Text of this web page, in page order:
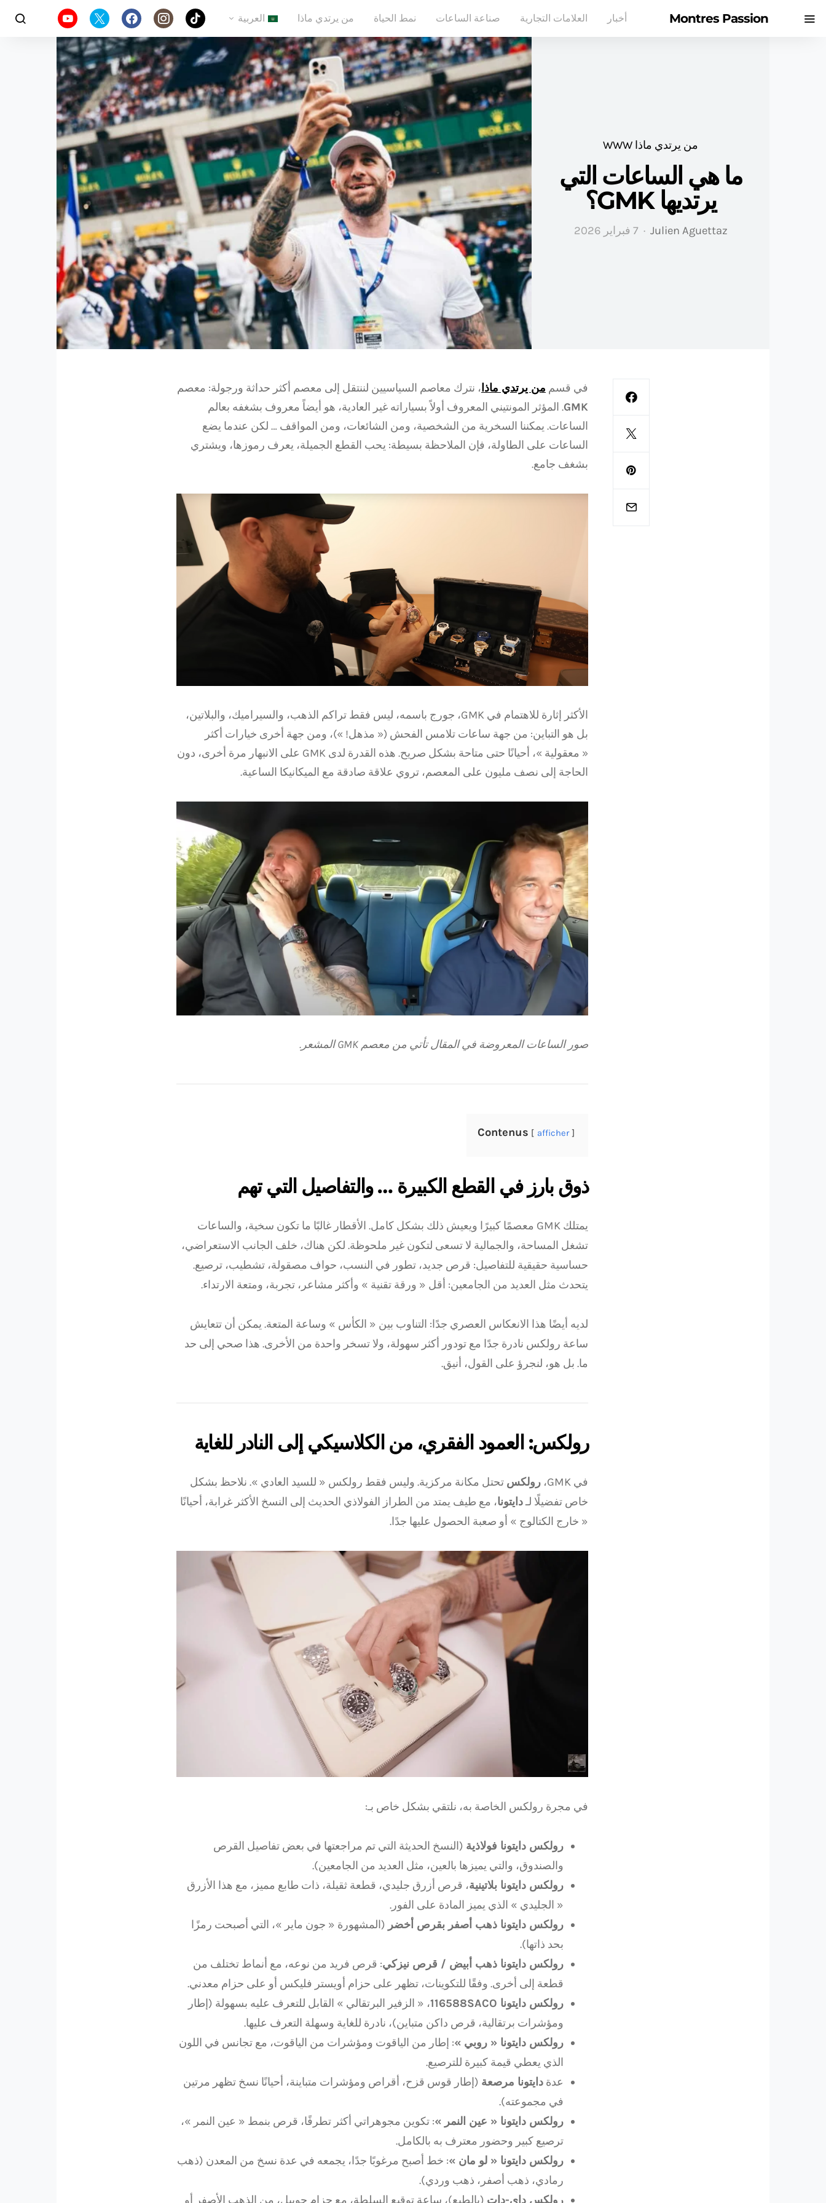
Montres Passion أخبار العلامات التجارية صناعة الساعات نمط الحياة من يرتدي ماذا العربية
من يرتدي ماذا WWW
ما هي الساعات التي
يرتديها GMK؟
Julien Aguettaz 7 فبراير 2026
في قسم من يرتدي ماذا، نترك معاصم السياسيين لننتقل إلى معصم أكثر حداثة ورجولة: معصم
GMK. المؤثر المونتيني المعروف أولاً بسياراته غير العادية، هو أيضاً معروف بشغفه بعالم
الساعات. يمكننا السخرية من الشخصية، ومن الشائعات، ومن المواقف … لكن عندما يضع
الساعات على الطاولة، فإن الملاحظة بسيطة: يحب القطع الجميلة، يعرف رموزها، ويشتري
بشغف جامع.
الأكثر إثارة للاهتمام في GMK، جورج باسمه، ليس فقط تراكم الذهب، والسيراميك، والبلاتين،
بل هو التباين: من جهة ساعات تلامس الفحش (« مذهل! »)، ومن جهة أخرى خيارات أكثر
« معقولية »، أحيانًا حتى متاحة بشكل صريح. هذه القدرة لدى GMK على الانبهار مرة أخرى، دون
الحاجة إلى نصف مليون على المعصم، تروي علاقة صادقة مع الميكانيكا الساعية.
صور الساعات المعروضة في المقال تأتي من معصم GMK المشعر.
Contenus afficher
ذوق بارز في القطع الكبيرة … والتفاصيل التي تهم
يمتلك GMK معصمًا كبيرًا ويعيش ذلك بشكل كامل. الأقطار غالبًا ما تكون سخية، والساعات
تشغل المساحة، والجمالية لا تسعى لتكون غير ملحوظة. لكن هناك، خلف الجانب الاستعراضي،
حساسية حقيقية للتفاصيل: قرص جديد، تطور في النسب، حواف مصقولة، تشطيب، ترصيع.
يتحدث مثل العديد من الجامعين: أقل « ورقة تقنية » وأكثر مشاعر، تجربة، ومتعة الارتداء.
لديه أيضًا هذا الانعكاس العصري جدًا: التناوب بين « الكأس » وساعة المتعة. يمكن أن تتعايش
ساعة رولكس نادرة جدًا مع تودور أكثر سهولة، ولا تسخر واحدة من الأخرى. هذا صحي إلى حد
ما. بل هو، لنجرؤ على القول، أنيق.
رولكس: العمود الفقري، من الكلاسيكي إلى النادر للغاية
في GMK، رولكس تحتل مكانة مركزية. وليس فقط رولكس « للسيد العادي ». نلاحظ بشكل
خاص تفضيلًا لـدايتونا، مع طيف يمتد من الطراز الفولاذي الحديث إلى النسخ الأكثر غرابة، أحيانًا
« خارج الكتالوج » أو صعبة الحصول عليها جدًا.
في مجرة رولكس الخاصة به، نلتقي بشكل خاص بـ:
رولكس دايتونا فولاذية (النسخ الحديثة التي تم مراجعتها في بعض تفاصيل القرص
والصندوق، والتي يميزها بالعين، مثل العديد من الجامعين).
رولكس دايتونا بلاتينية، قرص أزرق جليدي، قطعة ثقيلة، ذات طابع مميز، مع هذا الأزرق
« الجليدي » الذي يميز المادة على الفور.
رولكس دايتونا ذهب أصفر بقرص أخضر (المشهورة « جون ماير »، التي أصبحت رمزًا
بحد ذاتها).
رولكس دايتونا ذهب أبيض / قرص نيزكي: قرص فريد من نوعه، مع أنماط تختلف من
قطعة إلى أخرى. وفقًا للتكوينات، تظهر على حزام أويستر فليكس أو على حزام معدني.
رولكس دايتونا 116588SACO
، « الزفير البرتقالي » القابل للتعرف عليه بسهولة (إطار
ومؤشرات برتقالية، قرص داكن متباين)، نادرة للغاية وسهلة التعرف عليها.
رولكس دايتونا « روبي »: إطار من الياقوت ومؤشرات من الياقوت، مع تجانس في اللون
الذي يعطي قيمة كبيرة للترصيع.
عدة دايتونا مرصعة (إطار قوس قزح، أقراص ومؤشرات متباينة، أحيانًا نسخ تظهر مرتين
في مجموعته).
رولكس دايتونا « عين النمر »: تكوين مجوهراتي أكثر تطرفًا، قرص بنمط « عين النمر »،
ترصيع كبير وحضور معترف به بالكامل.
رولكس دايتونا « لو مان »: خط أصبح مرغوبًا جدًا، يجمعه في عدة نسخ من المعدن (ذهب
رمادي، ذهب أصفر، ذهب وردي).
رولكس داي-دات (بالطبع)، ساعة توقيع السلطة، مع حزام جوبيل، من الذهب الأصفر أو